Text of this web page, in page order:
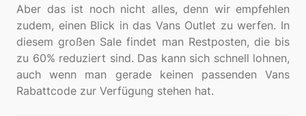
Aber das ist noch nicht alles, denn wir empfehlen
zudem, einen Blick in das Vans Outlet zu werfen. In
diesem großen Sale findet man Restposten, die bis
zu 60% reduziert sind. Das kann sich schnell lohnen,
auch wenn man gerade keinen passenden Vans